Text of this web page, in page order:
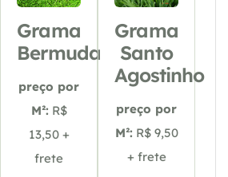
Grama
Bermuda
preço por
M²: R$
13,50 +
frete
Grama
Santo
Agostinho
preço por
M²: R$ 9,50
+ frete